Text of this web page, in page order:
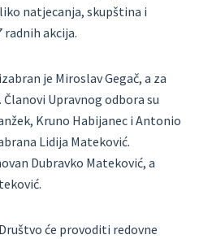
natjecanja, skupština i
radnih akcija.
je Miroslav Gegač, a za
Upravnog odbora su
Kruno Habijanec i Antonio
Lidija Mateković.
Dubravko Mateković, a
će provoditi redovne